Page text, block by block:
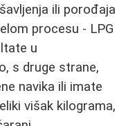
ili porođaja
procesu - LPG
u
s druge strane,
navika ili imate
višak kilograma,